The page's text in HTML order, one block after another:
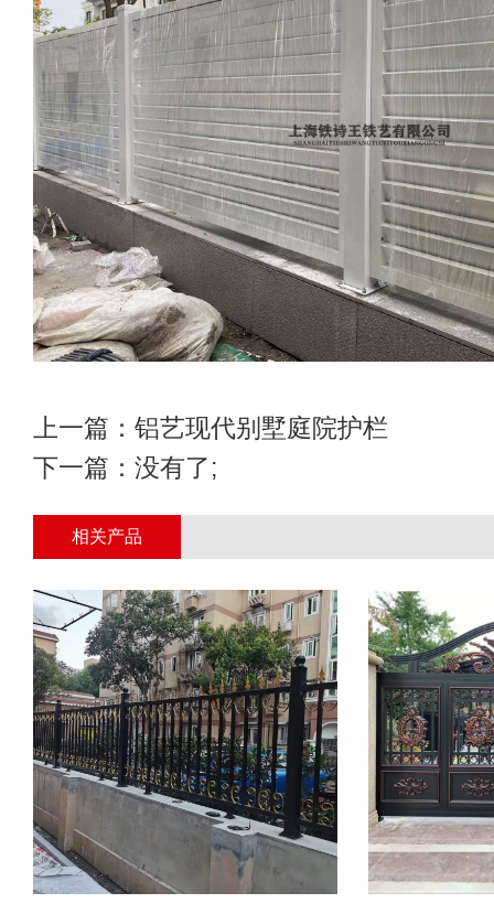
上一篇： 铝艺现代别墅庭院护栏
下一篇：没有了;
相关产品